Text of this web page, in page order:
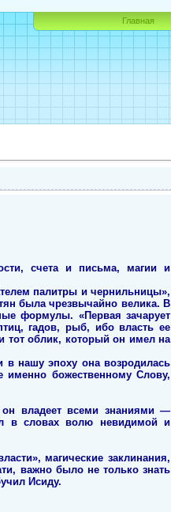
Главная
счета и письма, магии и
палитры и чернильницы»,
была чрезвычайно велика. В
формулы. «Первая зачарует
гадов, рыб, ибо власть ее
тот облик, который он имел на
нашу эпоху она возродилась
именно божественному Слову,
владеет всеми знаниями —
в словах волю невидимой и
магические заклинания,
важно было не только знать
Исиду.